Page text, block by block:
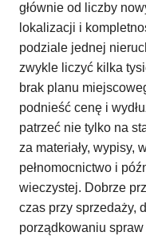
głównie od liczby
lokalizacji i
podziale jednej
zwykle liczyć kilka
brak planu
podnieść cenę i
patrzeć nie tylko na
za materiały, wypisy,
pełnomocnictwo i
wieczystej. Dobrze
czas przy sprzedaży,
porządkowaniu